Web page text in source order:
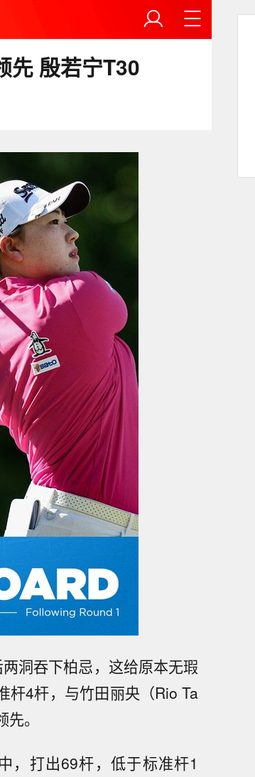
先 殷若宁T30
洞吞下柏忌，这给原本无瑕
杆4杆，与竹田丽央（Rio Ta
。
，打出69杆，低于标准杆1